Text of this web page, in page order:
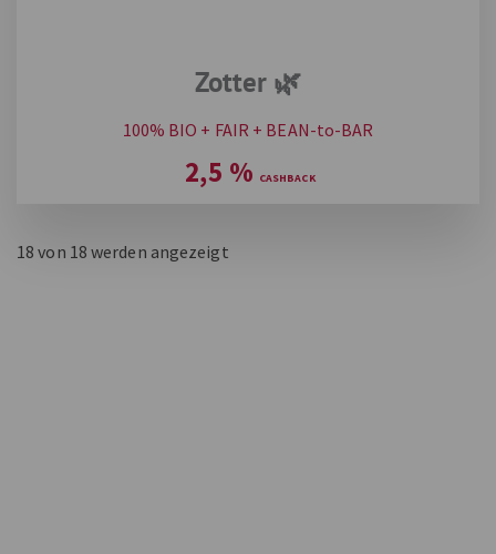
Zotter 🌿
100% BIO + FAIR + BEAN-to-BAR
2,5 %
18 von 18 werden angezeigt